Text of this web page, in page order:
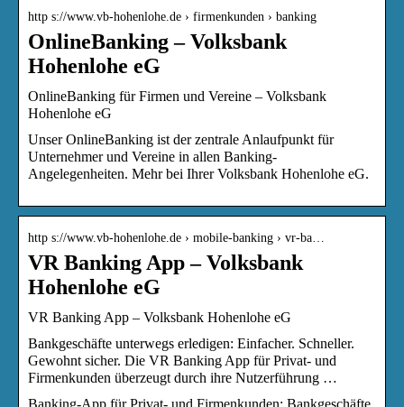
http s://www.vb-hohenlohe.de › firmenkunden › banking
OnlineBanking – Volksbank
Hohenlohe eG
OnlineBanking für Firmen und Vereine – Volksbank
Hohenlohe eG
Unser OnlineBanking ist der zentrale Anlaufpunkt für
Unternehmer und Vereine in allen Banking-
Angelegenheiten. Mehr bei Ihrer Volksbank Hohenlohe eG.
http s://www.vb-hohenlohe.de › mobile-banking › vr-ba…
VR Banking App – Volksbank
Hohenlohe eG
VR Banking App – Volksbank Hohenlohe eG
Bankgeschäfte unterwegs erledigen: Einfacher. Schneller.
Gewohnt sicher. Die VR Banking App für Privat- und
Firmenkunden überzeugt durch ihre Nutzerführung …
Banking-App für Privat- und Firmenkunden: Bankgeschäfte